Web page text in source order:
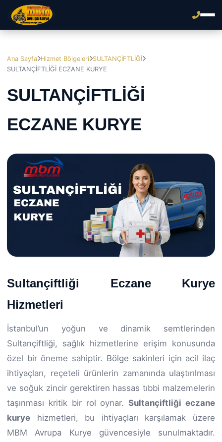
Ana Sayfa Hizmet Bölgeleri SULTANÇİFTLİĞİ
SULTANÇİFTLİĞİ ECZANE KURYE
SULTANÇİFTLİĞİ
ECZANE KURYE
Sultançiftliği Eczane Kurye
Hizmetleri
İstanbul’un yoğun ve dinamik semtlerinden
Sultançiftliği, sağlık hizmetlerine erişim konusunda
özel bir öneme sahiptir. Bölge sakinleri için acil ilaç
ihtiyaçları, reçeteli ürünlerin zamanında ulaştırılması
ve soğuk zincir gerektiren hassas tıbbi malzemelerin
taşınması kritik bir rol oynar.Sultançiftliği eczane
kurye hizmetleri, bu ihtiyaçları karşılamak üzere
MBM Avrupa Kurye güvencesiyle sunulmaktadır.